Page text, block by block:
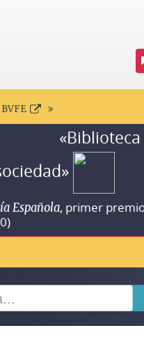
Española, primer